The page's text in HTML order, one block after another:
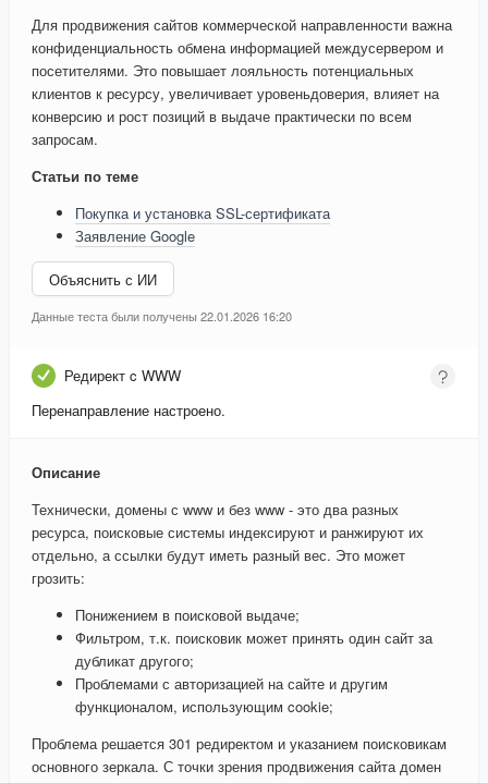
Для продвижения сайтов коммерческой направленности важна
конфиденциальность обмена информацией междусервером и
посетителями. Это повышает лояльность потенциальных
клиентов к ресурсу, увеличивает уровеньдоверия, влияет на
конверсию и рост позиций в выдаче практически по всем
запросам.
Статьи по теме
Покупка и установка SSL-сертификата
Заявление Google
Объяснить с ИИ
Данные теста были получены 22.01.2026 16:20
Редирект c WWW
Перенаправление настроено.
Описание
Технически, домены с www и без www - это два разных
ресурса, поисковые системы индексируют и ранжируют их
отдельно, а ссылки будут иметь разный вес. Это может
грозить:
Понижением в поисковой выдаче;
Фильтром, т.к. поисковик может принять один сайт за
дубликат другого;
Проблемами с авторизацией на сайте и другим
функционалом, использующим cookie;
Проблема решается 301 редиректом и указанием поисковикам
основного зеркала. С точки зрения продвижения сайта домен